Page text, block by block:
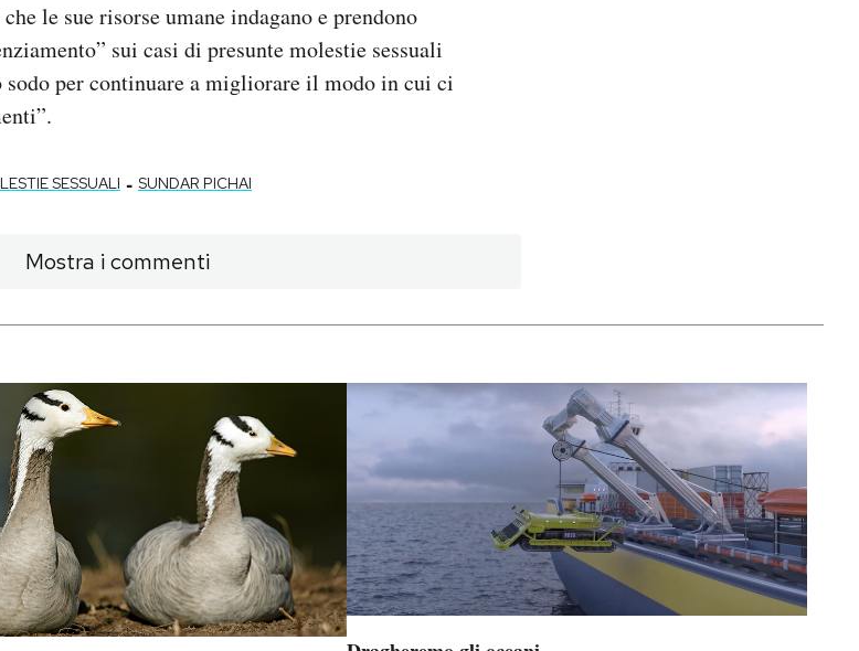
le sue risorse umane indagano e prendono
sui casi di presunte molestie sessuali
sodo per continuare a migliorare il modo in cui ci
SESSUALI - SUNDAR PICHAI
Mostra i commenti